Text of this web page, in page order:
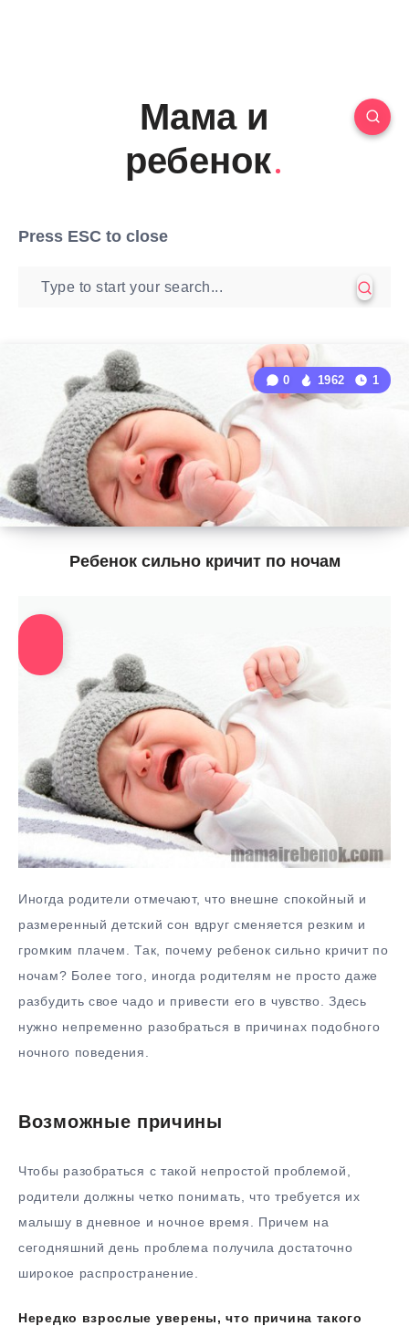
Мама и
ребенок
Press ESC to close
Ребенок сильно кричит по ночам
0 1962 1
Иногда родители отмечают, что внешне спокойный и
размеренный детский сон вдруг сменяется резким и
громким плачем. Так, почему ребенок сильно кричит по
ночам? Более того, иногда родителям не просто даже
разбудить свое чадо и привести его в чувство. Здесь
нужно непременно разобраться в причинах подобного
ночного поведения.
Возможные причины
Чтобы разобраться с такой непростой проблемой,
родители должны четко понимать, что требуется их
малышу в дневное и ночное время. Причем на
сегодняшний день проблема получила достаточно
широкое распространение.
Нередко взрослые уверены, что причина такого